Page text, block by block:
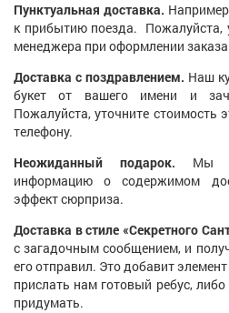
Пунктуальная доставка.
к прибытию поезда. Пожалуйста,
менеджера при оформлении
Доставка с поздравлением. Наш
букет от вашего имени и
Пожалуйста, уточните стоимость
телефону.
Неожиданный подарок. Мы
информацию о содержимом
эффект сюрприза.
Доставка в стиле «Секретного
с загадочным сообщением, и
его отправил. Это добавит
прислать нам готовый ребус,
придумать.